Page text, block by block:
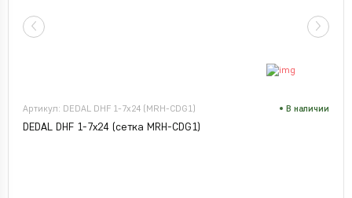
Артикул: DEDAL DHF 1-7x24 (MRH-CDG1) В наличии
DEDAL DHF 1-7x24 (сетка MRH-CDG1)